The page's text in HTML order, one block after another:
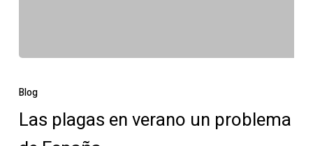
plagas
verano
Blog
Las plagas en verano un problema